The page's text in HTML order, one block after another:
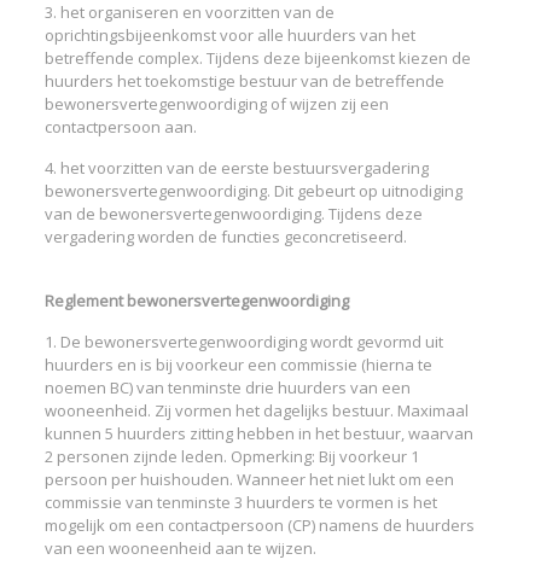
3. het organiseren en voorzitten van de
oprichtingsbijeenkomst voor alle huurders van het
betreffende complex. Tijdens deze bijeenkomst kiezen de
huurders het toekomstige bestuur van de betreffende
bewonersvertegenwoordiging of wijzen zij een
contactpersoon aan.
4. het voorzitten van de eerste bestuursvergadering
bewonersvertegenwoordiging. Dit gebeurt op uitnodiging
van de bewonersvertegenwoordiging. Tijdens deze
vergadering worden de functies geconcretiseerd.
Reglement bewonersvertegenwoordiging
1. De bewonersvertegenwoordiging wordt gevormd uit
huurders en is bij voorkeur een commissie (hierna te
noemen BC) van tenminste drie huurders van een
wooneenheid. Zij vormen het dagelijks bestuur. Maximaal
kunnen 5 huurders zitting hebben in het bestuur, waarvan
2 personen zijnde leden. Opmerking: Bij voorkeur 1
persoon per huishouden. Wanneer het niet lukt om een
commissie van tenminste 3 huurders te vormen is het
mogelijk om een contactpersoon (CP) namens de huurders
van een wooneenheid aan te wijzen.